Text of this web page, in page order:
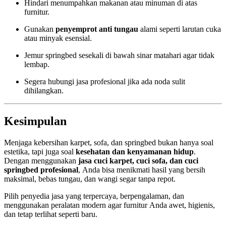
Hindari menumpahkan makanan atau minuman di atas
furnitur.
Gunakan penyemprot anti tungau alami seperti larutan cuka
atau minyak esensial.
Jemur springbed sesekali di bawah sinar matahari agar tidak
lembap.
Segera hubungi jasa profesional jika ada noda sulit
dihilangkan.
Kesimpulan
Menjaga kebersihan karpet, sofa, dan springbed bukan hanya soal
estetika, tapi juga soal kesehatan dan kenyamanan hidup.
Dengan menggunakan jasa cuci karpet, cuci sofa, dan cuci
springbed profesional, Anda bisa menikmati hasil yang bersih
maksimal, bebas tungau, dan wangi segar tanpa repot.
Pilih penyedia jasa yang terpercaya, berpengalaman, dan
menggunakan peralatan modern agar furnitur Anda awet, higienis,
dan tetap terlihat seperti baru.